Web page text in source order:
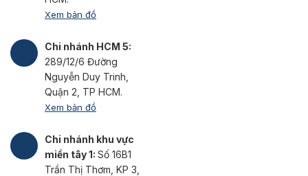
Xem bản đồ
Chi nhánh HCM 5:
289/12/6 Đường
Nguyễn Duy Trinh,
Quận 2, TP HCM.
Xem bản đồ
Chi nhánh khu vực
miền tây 1: Số 16B1
Trần Thị Thơm, KP 3,